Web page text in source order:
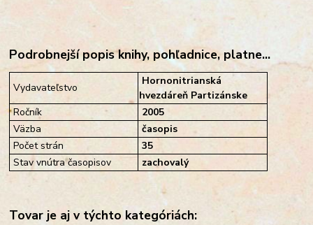
Podrobnejší popis knihy, pohľadnice, platne...
Vydavateľstvo
Hornonitrianská
hvezdáreň Partizánske
Ročník
2005
Väzba
časopis
Počet strán
35
Stav vnútra časopisov
zachovalý
Tovar je aj v týchto kategóriách: